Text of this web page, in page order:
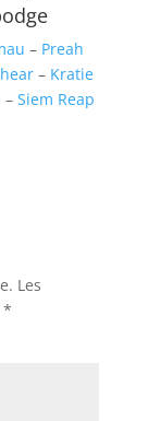
– Preah
– Kratie
– Siem Reap
Les
*